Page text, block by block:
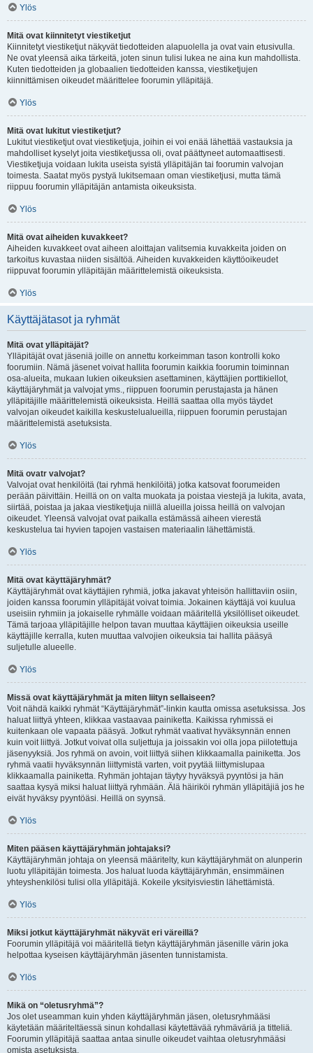
Ylös
Mitä ovat kiinnitetyt viestiketjut
Kiinnitetyt viestiketjut näkyvät tiedotteiden alapuolella ja ovat vain etusivulla.
Ne ovat yleensä aika tärkeitä, joten sinun tulisi lukea ne aina kun mahdollista.
Kuten tiedotteiden ja globaalien tiedotteiden kanssa, viestiketjujen
kiinnittämisen oikeudet määrittelee foorumin ylläpitäjä.
Ylös
Mitä ovat lukitut viestiketjut?
Lukitut viestiketjut ovat viestiketjuja, joihin ei voi enää lähettää vastauksia ja
mahdolliset kyselyt joita viestiketjussa oli, ovat päättyneet automaattisesti.
Viestiketjuja voidaan lukita useista syistä ylläpitäjän tai foorumin valvojan
toimesta. Saatat myös pystyä lukitsemaan oman viestiketjusi, mutta tämä
riippuu foorumin ylläpitäjän antamista oikeuksista.
Ylös
Mitä ovat aiheiden kuvakkeet?
Aiheiden kuvakkeet ovat aiheen aloittajan valitsemia kuvakkeita joiden on
tarkoitus kuvastaa niiden sisältöä. Aiheiden kuvakkeiden käyttöoikeudet
riippuvat foorumin ylläpitäjän määrittelemistä oikeuksista.
Ylös
Käyttäjätasot ja ryhmät
Mitä ovat ylläpitäjät?
Ylläpitäjät ovat jäseniä joille on annettu korkeimman tason kontrolli koko
foorumiin. Nämä jäsenet voivat hallita foorumin kaikkia foorumin toiminnan
osa-alueita, mukaan lukien oikeuksien asettaminen, käyttäjien porttikiellot,
käyttäjäryhmät ja valvojat yms., riippuen foorumin perustajasta ja hänen
ylläpitäjille määrittelemistä oikeuksista. Heillä saattaa olla myös täydet
valvojan oikeudet kaikilla keskustelualueilla, riippuen foorumin perustajan
määrittelemistä asetuksista.
Ylös
Mitä ovatr valvojat?
Valvojat ovat henkilöitä (tai ryhmä henkilöitä) jotka katsovat foorumeiden
perään päivittäin. Heillä on on valta muokata ja poistaa viestejä ja lukita, avata,
siirtää, poistaa ja jakaa viestiketjuja niillä alueilla joissa heillä on valvojan
oikeudet. Yleensä valvojat ovat paikalla estämässä aiheen vierestä
keskustelua tai hyvien tapojen vastaisen materiaalin lähettämistä.
Ylös
Mitä ovat käyttäjäryhmät?
Käyttäjäryhmät ovat käyttäjien ryhmiä, jotka jakavat yhteisön hallittaviin osiin,
joiden kanssa foorumin ylläpitäjät voivat toimia. Jokainen käyttäjä voi kuulua
useisiin ryhmiin ja jokaiselle ryhmälle voidaan määritellä yksilölliset oikeudet.
Tämä tarjoaa ylläpitäjille helpon tavan muuttaa käyttäjien oikeuksia useille
käyttäjille kerralla, kuten muuttaa valvojien oikeuksia tai hallita pääsyä
suljetulle alueelle.
Ylös
Missä ovat käyttäjäryhmät ja miten liityn sellaiseen?
Voit nähdä kaikki ryhmät “Käyttäjäryhmät”-linkin kautta omissa asetuksissa. Jos
haluat liittyä yhteen, klikkaa vastaavaa painiketta. Kaikissa ryhmissä ei
kuitenkaan ole vapaata pääsyä. Jotkut ryhmät vaativat hyväksynnän ennen
kuin voit liittyä. Jotkut voivat olla suljettuja ja joissakin voi olla jopa piilotettuja
jäsenyyksiä. Jos ryhmä on avoin, voit liittyä siihen klikkaamalla painiketta. Jos
ryhmä vaatii hyväksynnän liittymistä varten, voit pyytää liittymislupaa
klikkaamalla painiketta. Ryhmän johtajan täytyy hyväksyä pyyntösi ja hän
saattaa kysyä miksi haluat liittyä ryhmään. Älä häiriköi ryhmän ylläpitäjiä jos he
eivät hyväksy pyyntöäsi. Heillä on syynsä.
Ylös
Miten pääsen käyttäjäryhmän johtajaksi?
Käyttäjäryhmän johtaja on yleensä määritelty, kun käyttäjäryhmät on alunperin
luotu ylläpitäjän toimesta. Jos haluat luoda käyttäjäryhmän, ensimmäinen
yhteyshenkilösi tulisi olla ylläpitäjä. Kokeile yksityisviestin lähettämistä.
Ylös
Miksi jotkut käyttäjäryhmät näkyvät eri väreillä?
Foorumin ylläpitäjä voi määritellä tietyn käyttäjäryhmän jäsenille värin joka
helpottaa kyseisen käyttäjäryhmän jäsenten tunnistamista.
Ylös
Mikä on “oletusryhmä”?
Jos olet useamman kuin yhden käyttäjäryhmän jäsen, oletusryhmääsi
käytetään määriteltäessä sinun kohdallasi käytettävää ryhmäväriä ja titteliä.
Foorumin ylläpitäjä saattaa antaa sinulle oikeudet vaihtaa oletusryhmääsi
omista asetuksista.